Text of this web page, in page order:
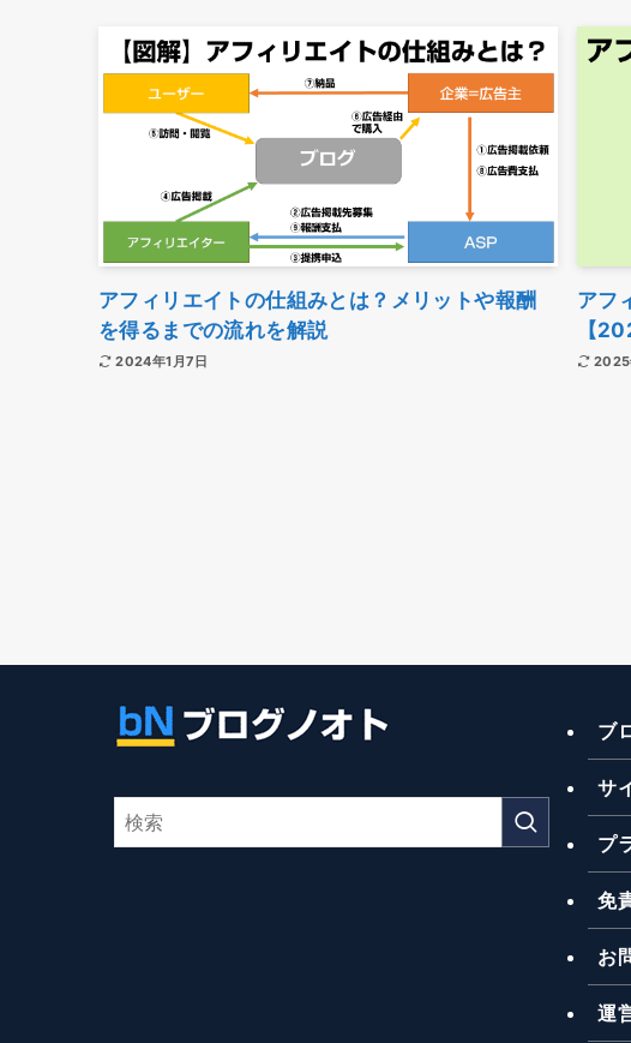
アフィリエイトの仕組みとは？メリットや報酬
を得るまでの流れを解説
2024年1月7日
アフ
【
2025
ブ
サ
プ
免
お
運